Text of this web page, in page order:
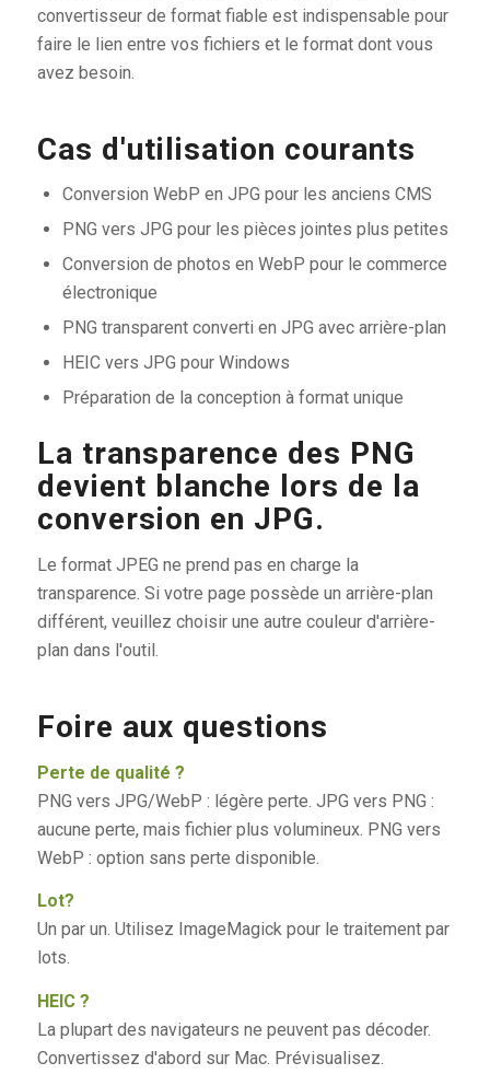
convertisseur de format fiable est indispensable pour
faire le lien entre vos fichiers et le format dont vous
avez besoin.
Cas d'utilisation courants
Conversion WebP en JPG pour les anciens CMS
PNG vers JPG pour les pièces jointes plus petites
Conversion de photos en WebP pour le commerce
électronique
PNG transparent converti en JPG avec arrière-plan
HEIC vers JPG pour Windows
Préparation de la conception à format unique
La transparence des PNG
devient blanche lors de la
conversion en JPG.
Le format JPEG ne prend pas en charge la
transparence. Si votre page possède un arrière-plan
différent, veuillez choisir une autre couleur d'arrière-
plan dans l'outil.
Foire aux questions
Perte de qualité ?
PNG vers JPG/WebP : légère perte. JPG vers PNG :
aucune perte, mais fichier plus volumineux. PNG vers
WebP : option sans perte disponible.
Lot?
Un par un. Utilisez ImageMagick pour le traitement par
lots.
HEIC ?
La plupart des navigateurs ne peuvent pas décoder.
Convertissez d'abord sur Mac. Prévisualisez.